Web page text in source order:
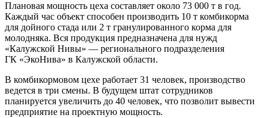
Плановая мощность цеха составляет около 73 000 т в год.
Каждый час объект способен производить 10 т комбикорма
для дойного стада или 2 т гранулированного корма для
молодняка. Вся продукция предназначена для нужд
«Калужской Нивы» — регионального подразделения
ГК «ЭкоНива» в Калужской области.
В комбикормовом цехе работает 31 человек, производство
ведется в три смены. В будущем штат сотрудников
планируется увеличить до 40 человек, что позволит вывести
предприятие на проектную мощность.